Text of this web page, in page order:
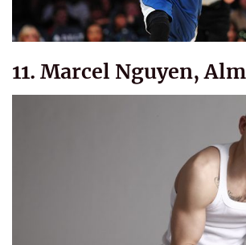
11. Marcel Nguyen,